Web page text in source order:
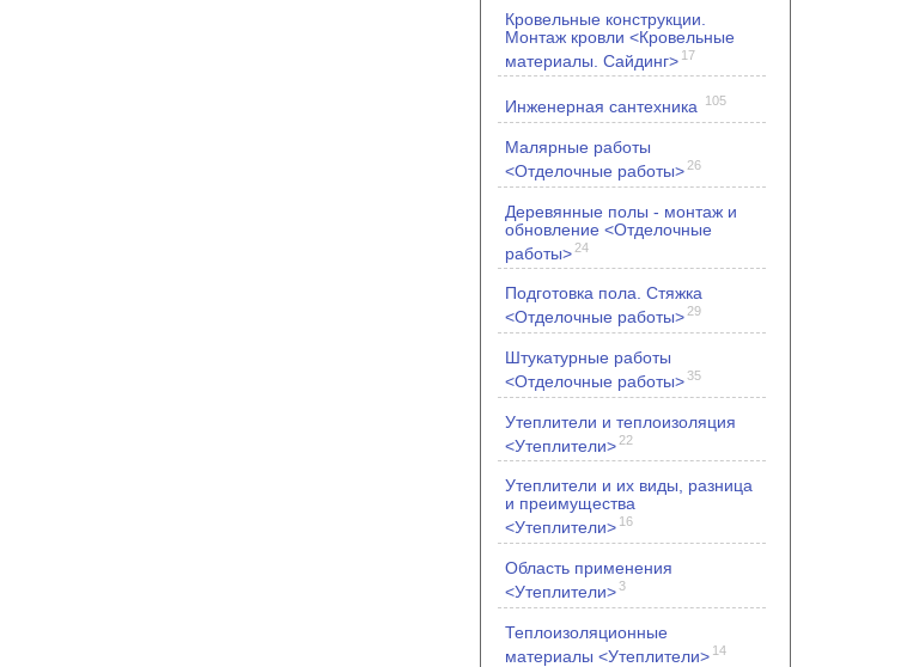
Кровельные конструкции.
Монтаж кровли <Кровельные
материалы. Сайдинг> 17
Инженерная сантехника 105
Малярные работы
<Отделочные работы> 26
Деревянные полы - монтаж и
обновление <Отделочные
работы> 24
Подготовка пола. Стяжка
<Отделочные работы> 29
Штукатурные работы
<Отделочные работы>35
Утеплители и теплоизоляция
<Утеплители> 22
Утеплители и их виды, разница
и преимущества
<Утеплители> 16
Область применения
<Утеплители>3
Теплоизоляционные
материалы <Утеплители> 14